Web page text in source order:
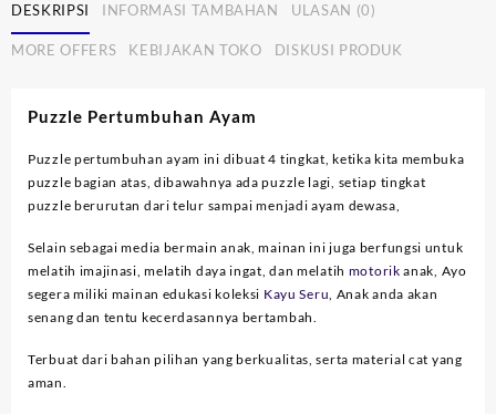
DESKRIPSI INFORMASI TAMBAHAN ULASAN (0)
MORE OFFERS KEBIJAKAN TOKO DISKUSI PRODUK
Puzzle Pertumbuhan Ayam
Puzzle pertumbuhan ayam ini dibuat 4 tingkat, ketika kita membuka
puzzle bagian atas, dibawahnya ada puzzle lagi, setiap tingkat
puzzle berurutan dari telur sampai menjadi ayam dewasa,
Selain sebagai media bermain anak, mainan ini juga berfungsi untuk
melatih imajinasi, melatih daya ingat, dan melatih motorik anak, Ayo
segera miliki mainan edukasi koleksi Kayu Seru , Anak anda akan
senang dan tentu kecerdasannya bertambah.
Terbuat dari bahan pilihan yang berkualitas, serta material cat yang
aman.